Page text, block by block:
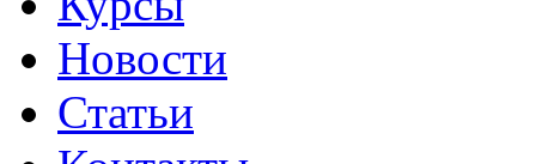
Новости
Статьи